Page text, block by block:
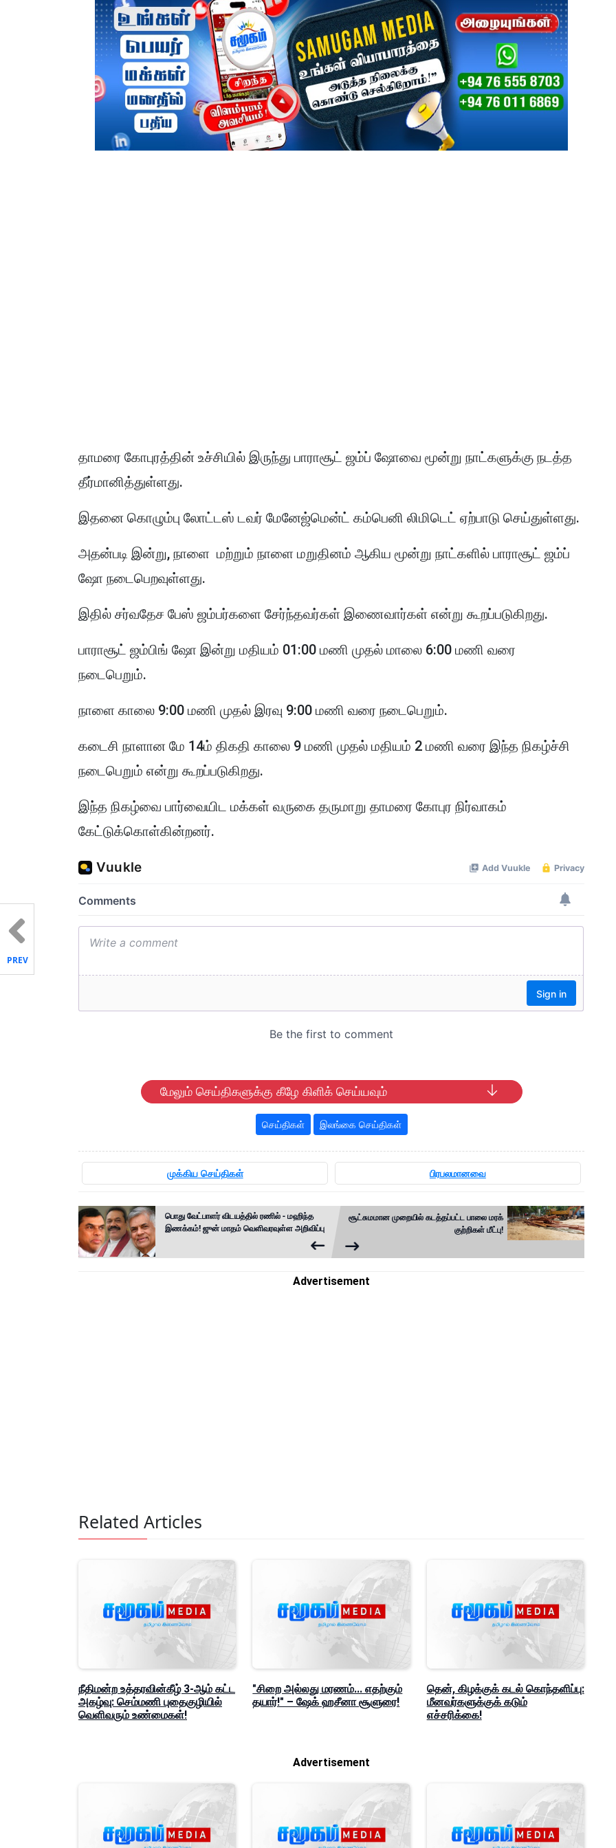
தாமரை கோபுரத்தின் உச்சியில் இருந்து பாராசூட் ஜம்ப் ஷோவை மூன்று நாட்களுக்கு நடத்த
தீர்மானித்துள்ளது.
இதனை கொழும்பு லோட்டஸ் டவர் மேனேஜ்மென்ட் கம்பெனி லிமிடெட் ஏற்பாடு செய்துள்ளது.
அதன்படி இன்று, நாளை மற்றும் நாளை மறுதினம் ஆகிய மூன்று நாட்களில் பாராசூட் ஜம்ப்
ஷோ நடைபெறவுள்ளது.
இதில் சர்வதேச பேஸ் ஜம்பர்களை சேர்ந்தவர்கள் இணைவார்கள் என்று கூறப்படுகிறது.
பாராசூட் ஜம்பிங் ஷோ இன்று மதியம் 01:00 மணி முதல் மாலை 6:00 மணி வரை
நடைபெறும்.
நாளை காலை 9:00 மணி முதல் இரவு 9:00 மணி வரை நடைபெறும்.
கடைசி நாளான மே 14ம் திகதி காலை 9 மணி முதல் மதியம் 2 மணி வரை இந்த நிகழ்ச்சி
நடைபெறும் என்று கூறப்படுகிறது.
இந்த நிகழ்வை பார்வையிட மக்கள் வருகை தருமாறு தாமரை கோபுர நிர்வாகம்
கேட்டுக்கொள்கின்றனர்.
மேலும் செய்திகளுக்கு கீழே கிளிக் செய்யவும்
செய்திகள் இலங்கை செய்திகள்
முக்கிய செய்திகள் பிரபலமானவை
பொது வேட்பாளர் விடயத்தில் ரணில் - மஹிந்த
இணக்கம்! ஜுன் மாதம் வெளிவரவுள்ள அறிவிப்பு
சூட்சுமமான முறையில் கடத்தப்பட்ட பாலை மரக்
குற்றிகள் மீட்பு!
PREV
Advertisement
Related Articles
நீதிமன்ற உத்தரவின்கீழ் 3-ஆம் கட்ட
அகழ்வு: செம்மணி புதைகுழியில்
வெளிவரும் உண்மைகள்!
"சிறை அல்லது மரணம்... எதற்கும்
தயார்!" – ஷேக் ஹசீனா சூளுரை!
தென், கிழக்குக் கடல் கொந்தளிப்பு:
மீனவர்களுக்குக் கடும்
எச்சரிக்கை!
Advertisement